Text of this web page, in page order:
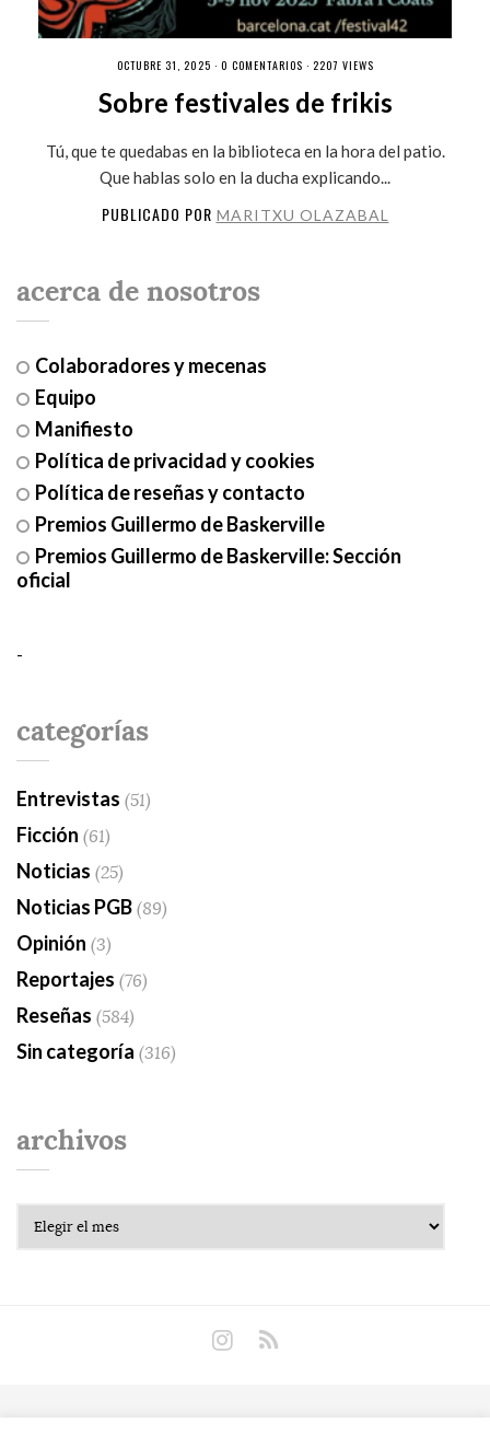
OCTUBRE 31, 2025 · 0 COMENTARIOS · 2207 VIEWS
Sobre festivales de frikis
Tú, que te quedabas en la biblioteca en la hora del patio.
Que hablas solo en la ducha explicando...
PUBLICADO POR MARITXU OLAZABAL
acerca de nosotros
Colaboradores y mecenas
Equipo
Manifiesto
Política de privacidad y cookies
Política de reseñas y contacto
Premios Guillermo de Baskerville
Premios Guillermo de Baskerville: Sección
oficial
-
categorías
Entrevistas (51)
Ficción (61)
Noticias (25)
Noticias PGB(89)
Opinión (3)
Reportajes (76)
Reseñas (584)
Sin categoría (316)
archivos